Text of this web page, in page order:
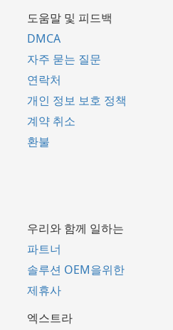
도움말 및 피드백
DMCA
자주 묻는 질문
연락처
개인 정보 보호 정책
계약 취소
환불
우리와 함께 일하는
파트너
솔루션 OEM을위한
제휴사
엑스트라